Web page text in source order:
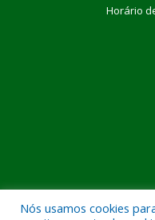
Horário
Nós usamos cookies